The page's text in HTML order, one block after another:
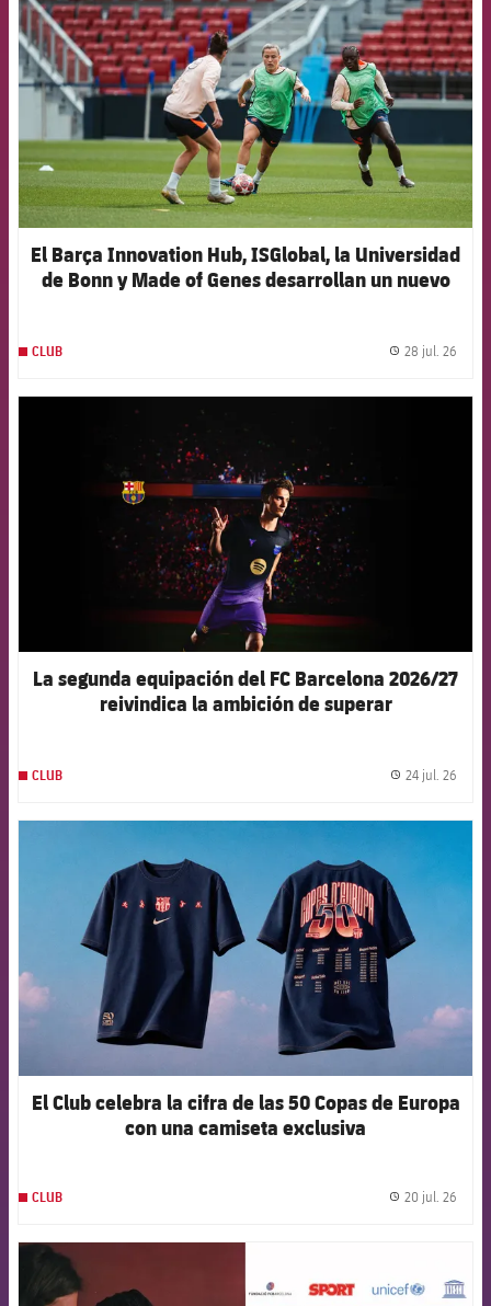
El Barça Innovation Hub, ISGlobal, la Universidad
de Bonn y Made of Genes desarrollan un nuevo
CLUB 28 jul. 26
La segunda equipación del FC Barcelona 2026/27
reivindica la ambición de superar
CLUB 24 jul. 26
El Club celebra la cifra de las 50 Copas de Europa
con una camiseta exclusiva
CLUB 20 jul. 26